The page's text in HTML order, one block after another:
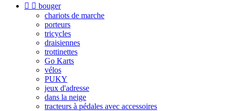
  bouger
chariots de marche
porteurs
tricycles
draisiennes
trottinettes
Go Karts
vélos
PUKY
jeux d'adresse
dans la neige
tracteurs à pédales avec accessoires